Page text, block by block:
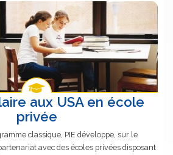
aux USA en école
privée
classique, PIE développe, sur le
avec des écoles privées disposant